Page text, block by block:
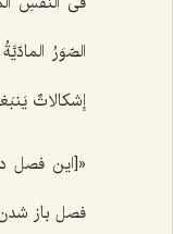
الصّوَرُ
إشکالاتٌ
«[این فصل
فصل باز